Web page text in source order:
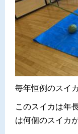
毎年恒例のスイ
このスイカは年
は何個のスイカ